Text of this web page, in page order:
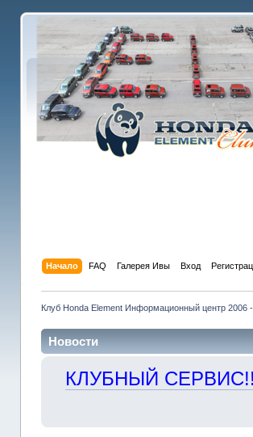
Начало FAQ Галерея Ивы Вход
Клуб Honda Element Информационный центр 2006
Новости
КЛУБНЫЙ СЕРВИС!!!